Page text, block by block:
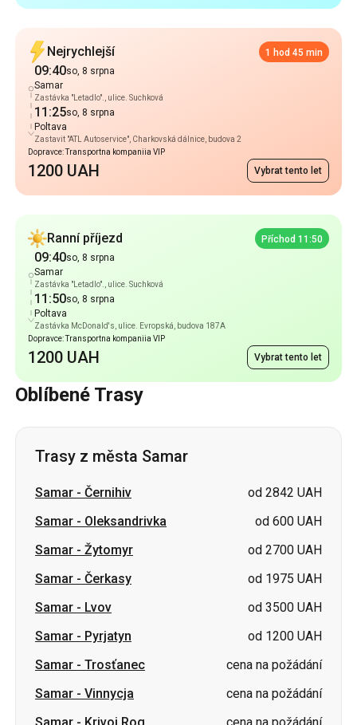
Nejrychlejší 1 hod 45 min
09:40so, 8 srpna
Samar
Zastávka "Letadlo"., ulice. Suchková
11:25so, 8 srpna
Poltava
Zastavit "ATL Autoservice", Charkovská dálnice, budova 2
Dopravce: Transportna kompaniia VIP
1200 UAH Vybrat tento let
Ranní příjezd Příchod 11:50
09:40so, 8 srpna
Samar
Zastávka "Letadlo"., ulice. Suchková
11:50so, 8 srpna
Poltava
Zastávka McDonald's, ulice. Evropská, budova 187A
Dopravce: Transportna kompaniia VIP
1200 UAH Vybrat tento let
Oblíbené Trasy
Trasy z města Samar
Samar - Černihiv
od 2842 UAH
Samar - Oleksandrivka
od 600 UAH
Samar - Žytomyr
od 2700 UAH
Samar - Čerkasy
od 1975 UAH
Samar - Lvov
od 3500 UAH
Samar - Pyrjatyn
od 1200 UAH
Samar - Trosťanec
cena na požádání
Samar - Vinnycja
cena na požádání